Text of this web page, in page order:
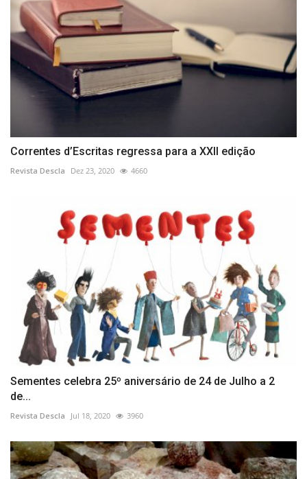
Correntes d’Escritas regressa para a XXII edição
Revista Descla Dez 23, 2020 4660
Sementes celebra 25º aniversário de 24 de Julho a 2
de...
Revista Descla Jul 18, 2020 3960